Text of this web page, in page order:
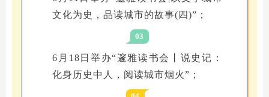
文化为史，品读城市的故事(四)”；
03
6月18日举办“邃雅读书会丨说史记：
化身历史中人，阅读城市烟火”；